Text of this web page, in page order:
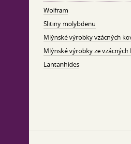
Wolfram
Slitiny molybdenu
Mlýnské výrobky vzácných
Mlýnské výrobky ze vzácných
Lantanhides